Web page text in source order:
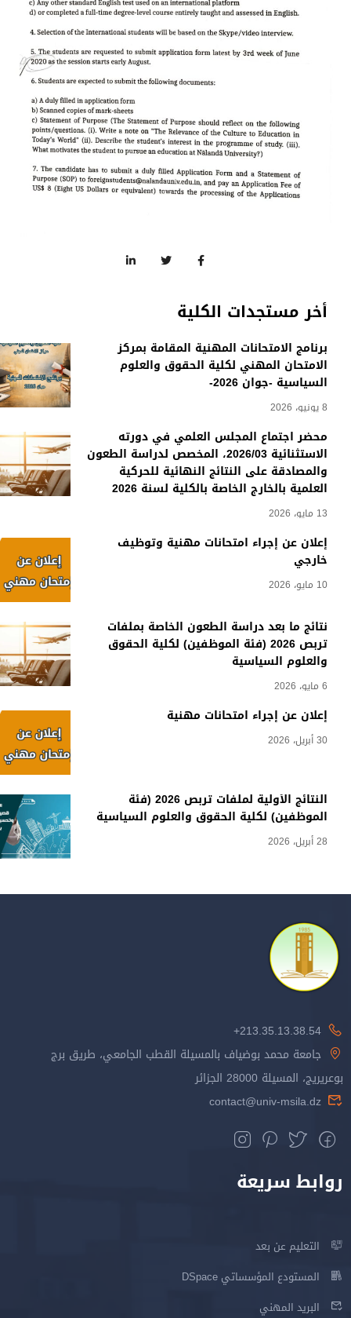
أخر مستجدات الكلية
برنامج الامتحانات المهنية المقامة بمركز
الامتحان المهني لكلية الحقوق والعلوم
السياسية -جوان 2026-
8 يونيو، 2026
محضر اجتماع المجلس العلمي في دورته
الاستثنائية 2026/03، المخصص لدراسة الطعون
والمصادقة على النتائج النهائية للحركية
العلمية بالخارج الخاصة بالكلية لسنة 2026
13 مايو، 2026
إعلان عن إجراء امتحانات مهنية وتوظيف
خارجي
10 مايو، 2026
نتائج ما بعد دراسة الطعون الخاصة بملفات
تربص 2026 (فئة الموظفين) لكلية الحقوق
والعلوم السياسية
6 مايو، 2026
إعلان عن إجراء امتحانات مهنية
30 أبريل، 2026
النتائج الأولية لملفات تربص 2026 (فئة
الموظفين) لكلية الحقوق والعلوم السياسية
28 أبريل، 2026
213.35.13.38.54+
جامعة محمد بوضياف بالمسيلة القطب الجامعي، طريق برج
بوعريريج، المسيلة 28000 الجزائر
contact@univ-msila.dz
روابط سريعة
التعليم عن بعد
المستودع المؤسساتي DSpace
البريد المهني